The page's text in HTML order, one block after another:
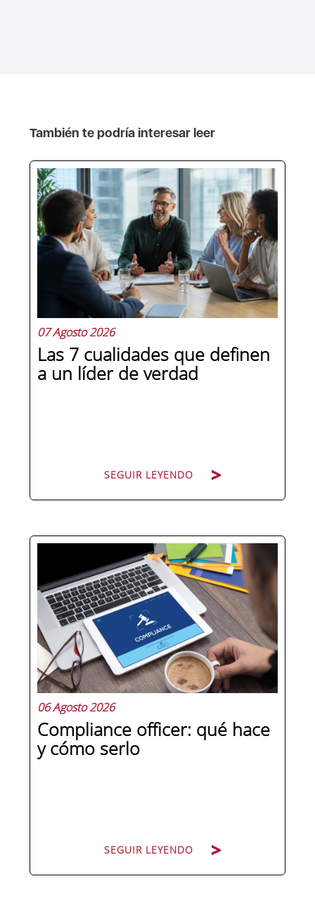
También te podría interesar leer
07 Agosto 2026
Las 7 cualidades que definen
a un líder de verdad
SEGUIR LEYENDO
Hay personas que ocupan puestos de
dirección y hay personas que lideran.
La diferencia no está en el cargo ni en
la antigüedad, sino en un conjunto de
competencias que se pueden
aprender, practicar y medir. Si te
preguntas qué separa a un directivo...
06 Agosto 2026
Compliance officer: qué hace
y cómo serlo
SEGUIR LEYENDO